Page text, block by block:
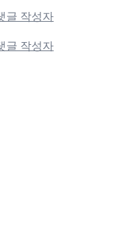
글 작성자
글 작성자